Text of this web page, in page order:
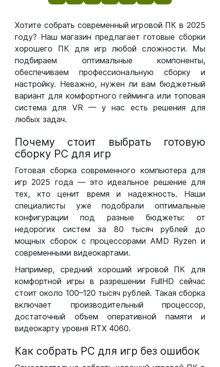
Хотите собрать современный игровой ПК в 2025
году? Наш магазин предлагает готовые сборки
хорошего ПК для игр любой сложности. Мы
подбираем оптимальные компоненты,
обеспечиваем профессиональную сборку и
настройку. Неважно, нужен ли вам бюджетный
вариант для комфортного гейминга или топовая
система для VR — у нас есть решения для
любых задач.
Почему стоит выбрать готовую
сборку РС для игр
Готовая сборка современного компьютера для
игр 2025 года — это идеальное решение для
тех, кто ценит время и надежность. Наши
специалисты уже подобрали оптимальные
конфигурации под разные бюджеты: от
недорогих систем за 80 тысяч рублей до
мощных сборок с процессорами AMD Ryzen и
современными видеокартами.
Например, средний хороший игровой ПК для
комфортной игры в разрешении FullHD сейчас
стоит около 100–120 тысяч рублей. Такая сборка
включает производительный процессор,
достаточный объем оперативной памяти и
видеокарту уровня RTX 4060.
Как собрать РС для игр без ошибок